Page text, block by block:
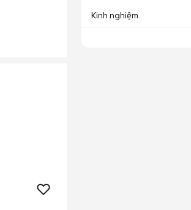
Kinh nghiệm